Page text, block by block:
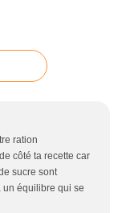
ration
côté ta recette car
sucre sont
un équilibre qui se